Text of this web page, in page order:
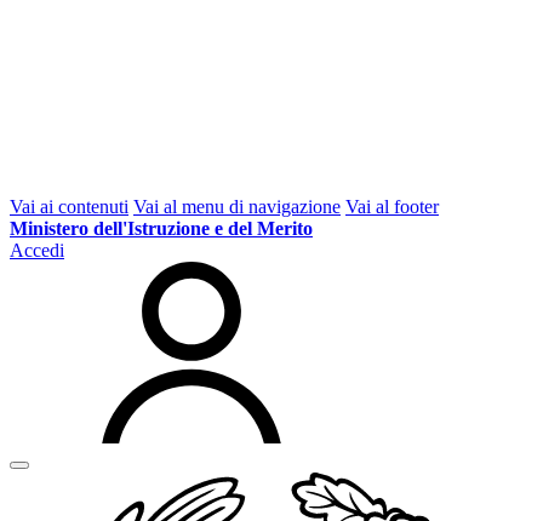
Vai ai contenuti Vai al menu di navigazione Vai al footer
Ministero dell'Istruzione e del Merito
Accedi